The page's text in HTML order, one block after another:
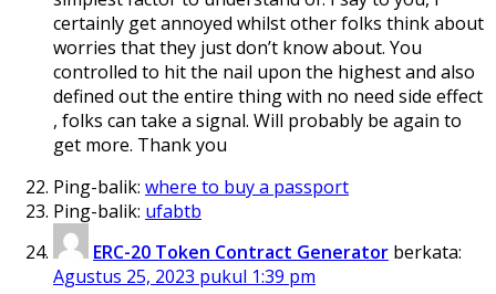
certainly get annoyed whilst other folks think about
worries that they just don’t know about. You
controlled to hit the nail upon the highest and also
defined out the entire thing with no need side effect
, folks can take a signal. Will probably be again to
get more. Thank you
Ping-balik: where to buy a passport
Ping-balik: ufabtb
ERC-20 Token Contract Generator berkata:
Agustus 25, 2023 pukul 1:39 pm